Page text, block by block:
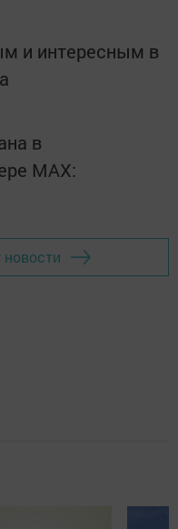
и интересным в
в
MАХ:
новости